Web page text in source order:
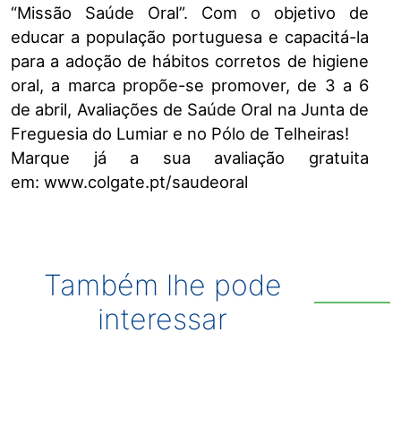
“Missão Saúde Oral”. Com o objetivo de
educar a população portuguesa e capacitá-la
para a adoção de hábitos corretos de higiene
oral, a marca propõe-se promover, de 3 a 6
de abril, Avaliações de Saúde Oral na Junta de
Freguesia do Lumiar e no Pólo de Telheiras!
Marque já a sua avaliação gratuita
em: www.colgate.pt/saudeoral
Também lhe pode
interessar